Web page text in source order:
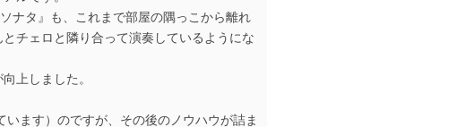
ナタ』も、これまで部屋の隅っこから離れ
チェロと隣り合って演奏しているようにな
上しました。
ます）のですが、その後のノウハウが詰ま